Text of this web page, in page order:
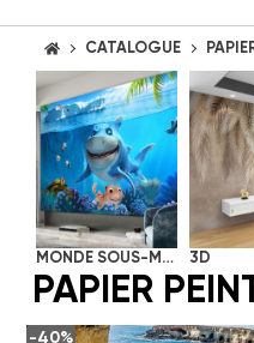
ACCUEILCATALOGUE
PIÈCE
Papiers
peints
pour
salle à
manger
(264)
Papiers
peints
salon
(264)
COULEUR
Argent(2)
Beige(2)
Blanc (41)
STYLE
Abstraction
Art
déco
MONDE SOUS-MARIN 3D
PAPIER
-40%